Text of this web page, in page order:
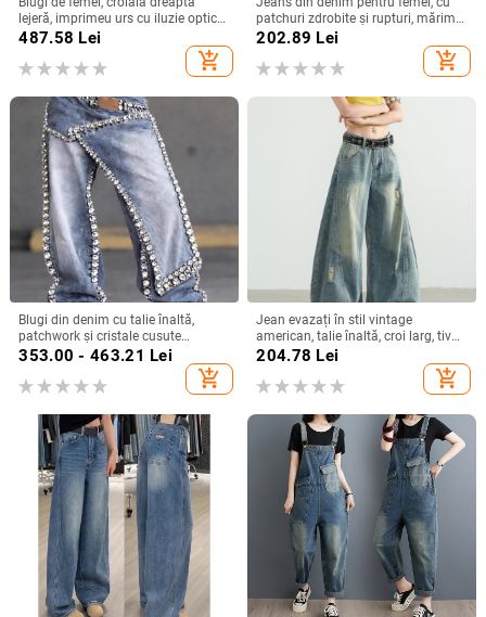
lejeră, imprimeu urs cu iluzie optică,
toamnă–iarna 2025
487.58 Lei
add_shopping_cart
patchuri zdrobite și rupturi, mărime
plus, vară 2025, stil nou, croială
202.89 Lei
add_shopping_cart
Blugi din denim cu talie înaltă,
patchwork și cristale cusute
manual, drepti, largi pentru femei,
353.00 - 463.21 Lei
add_shopping_cart
Jean evazați în stil vintage
american, talie înaltă, croi larg, tiv
curbat, pentru femei
204.78 Lei
add_shopping_cart